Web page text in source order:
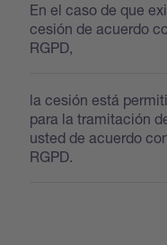
En el caso de que
cesión de acuerdo
RGPD,
la cesión está
para la tramitación
usted de acuerdo
RGPD.